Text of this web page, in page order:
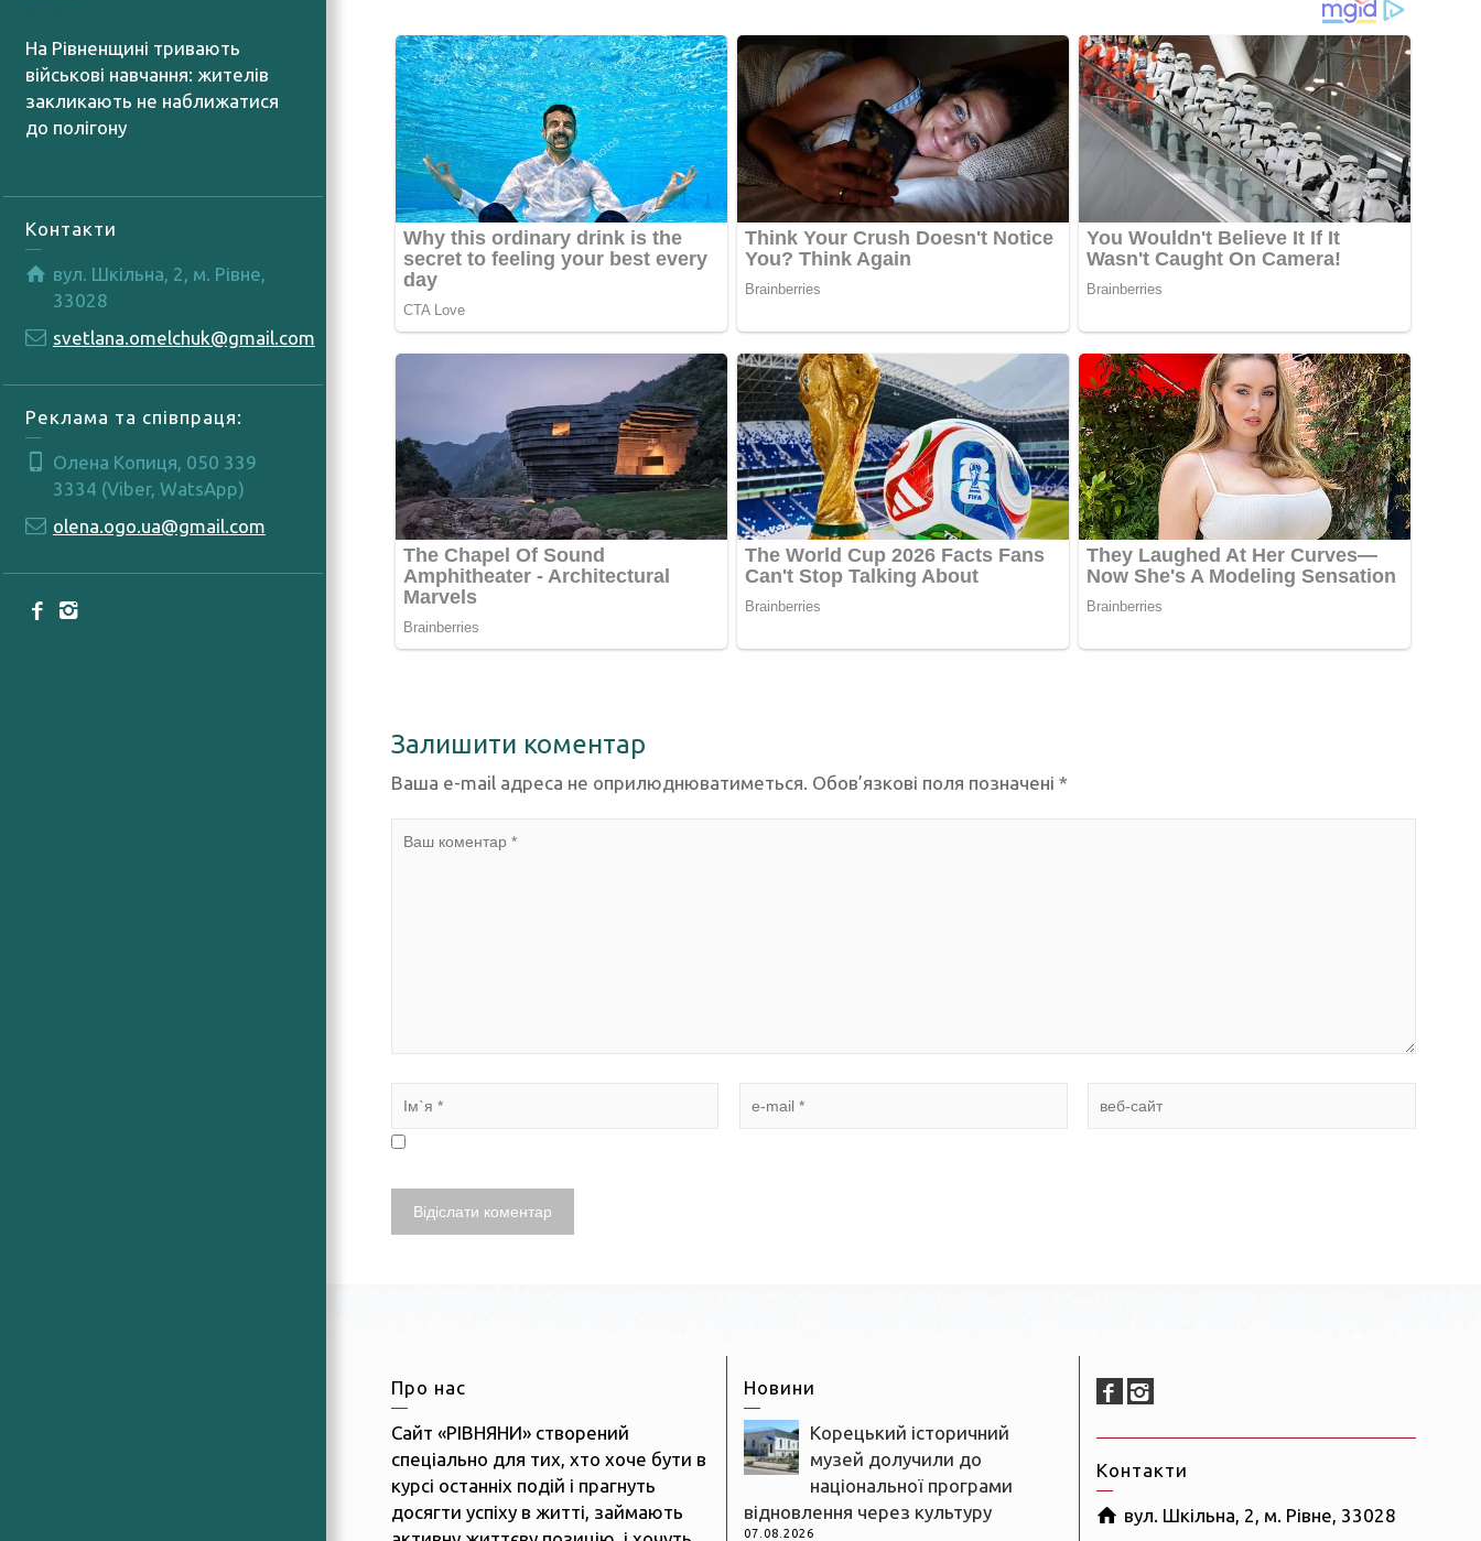
На Рівненщині тривають
військові навчання: жителів
закликають не наближатися
до полігону
Контакти
вул. Шкільна, 2, м. Рівне,
33028
svetlana.omelchuk@gmail.com
Реклама та співпраця:
Олена Копиця, 050 339
3334 (Viber, WatsApp)
olena.ogo.ua@gmail.com
Залишити коментар
Ваша e-mail адреса не оприлюднюватиметься. Обов’язкові поля позначені *
Про нас
Сайт «РІВНЯНИ» створений
спеціально для тих, хто хоче бути в
курсі останніх подій і прагнуть
досягти успіху в житті, займають
Новини
Корецький історичний
музей долучили до
національної програми
відновлення через культуру
07.08.2026
Контакти
вул. Шкільна, 2, м. Рівне, 33028